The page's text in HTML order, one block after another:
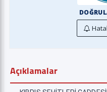
Açıklamalar